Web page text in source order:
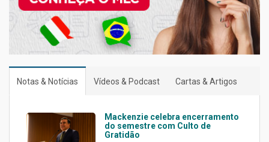
Notas & Notícias Vídeos & Podcast Cartas & Artigos
Mackenzie celebra encerramento
do semestre com Culto de
Gratidão